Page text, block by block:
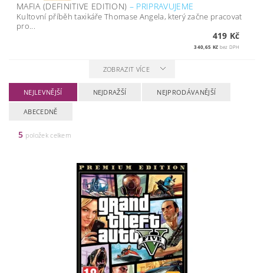
MAFIA (DEFINITIVE EDITION) – PRIPRAVUJEME
Kultovní příběh taxikáře Thomase Angela, který začne pracovat
pro...
419 Kč
340,65 Kč bez DPH
ZOBRAZIT VÍCE
NEJLEVNĚJŠÍ NEJDRAŽŠÍ NEJPRODÁVANĚJŠÍ
ABECEDNĚ
5 položek celkem